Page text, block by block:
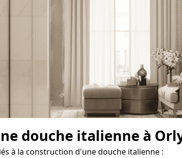
douche italienne à
à la construction d'une douche italienne :